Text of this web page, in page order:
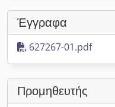
Έγγραφα
627267-01.pdf
Προμηθευτής